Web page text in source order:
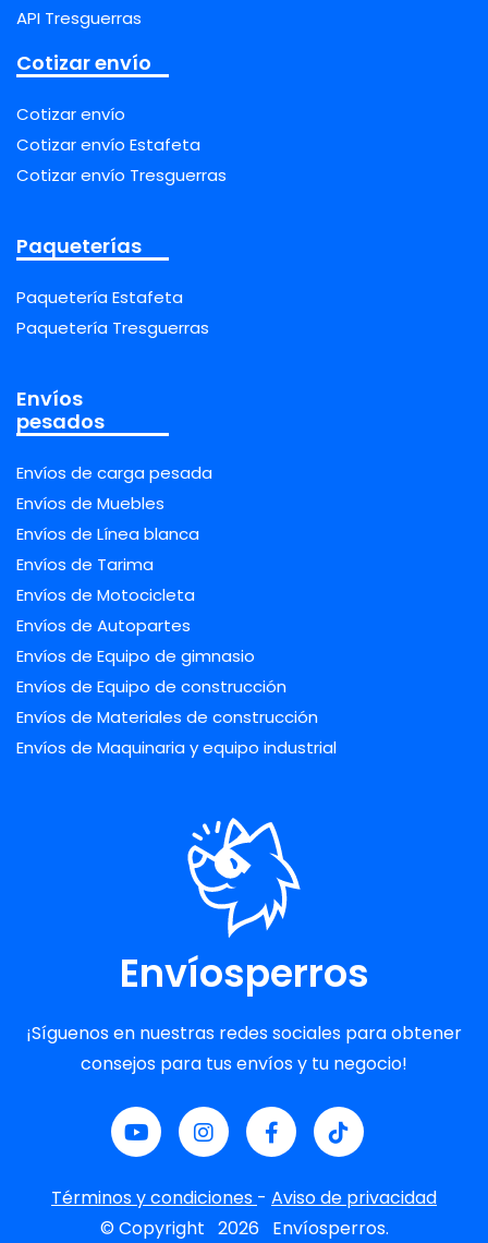
API Tresguerras
Cotizar envío
Cotizar envío
Cotizar envío Estafeta
Cotizar envío Tresguerras
Paqueterías
Paquetería Estafeta
Paquetería Tresguerras
Envíos
pesados
Envíos de carga pesada
Envíos de Muebles
Envíos de Línea blanca
Envíos de Tarima
Envíos de Motocicleta
Envíos de Autopartes
Envíos de Equipo de gimnasio
Envíos de Equipo de construcción
Envíos de Materiales de construcción
Envíos de Maquinaria y equipo industrial
Envíosperros
¡Síguenos en nuestras redes sociales para obtener
consejos para tus envíos y tu negocio!
Términos y condiciones - Aviso de privacidad
© Copyright 2026 Envíosperros.